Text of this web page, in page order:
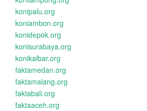
konipalu.org
koniambon.org
konidepok.org
konisurabaya.org
konikalbar.org
faktamedan.org
faktamalang.org
faktabali.org
faktaaceh.org